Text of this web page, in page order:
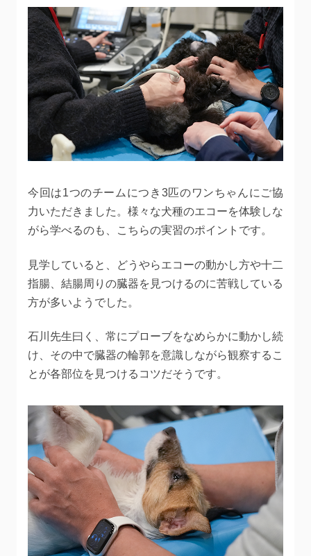
今回は1つのチームにつき3匹のワンちゃんにご協
力いただきました。様々な犬種のエコーを体験しな
がら学べるのも、こちらの実習のポイントです。
見学していると、どうやらエコーの動かし方や十二
指腸、結腸周りの臓器を見つけるのに苦戦している
方が多いようでした。
石川先生曰く、常にプローブをなめらかに動かし続
け、その中で臓器の輪郭を意識しながら観察するこ
とが各部位を見つけるコツだそうです。